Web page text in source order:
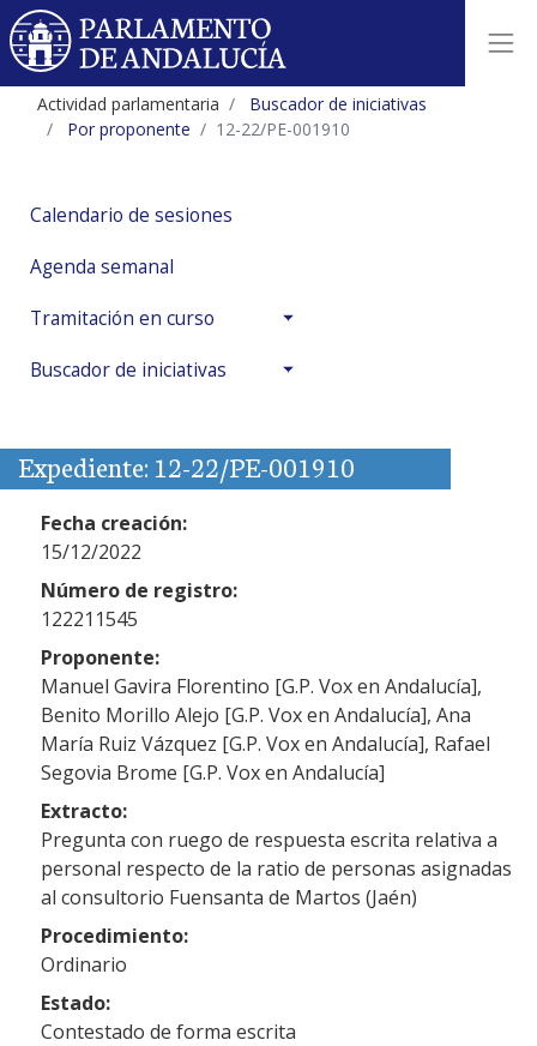
Actividad parlamentaria
Buscador de iniciativas
Por proponente
12-22/PE-001910
Calendario de sesiones
Agenda semanal
Tramitación en curso
Buscador de iniciativas
Expediente: 12-22/PE-001910
Fecha creación:
15/12/2022
Número de registro:
122211545
Proponente:
Manuel Gavira Florentino [G.P. Vox en Andalucía],
Benito Morillo Alejo [G.P. Vox en Andalucía], Ana
María Ruiz Vázquez [G.P. Vox en Andalucía], Rafael
Segovia Brome [G.P. Vox en Andalucía]
Extracto:
Pregunta con ruego de respuesta escrita relativa a
personal respecto de la ratio de personas asignadas
al consultorio Fuensanta de Martos (Jaén)
Procedimiento:
Ordinario
Estado:
Contestado de forma escrita